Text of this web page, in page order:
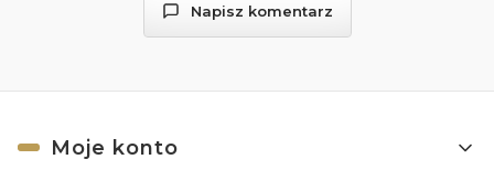
Napisz komentarz
Linki w stopce
Moje konto